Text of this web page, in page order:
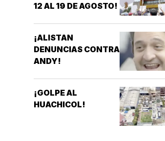
12 AL 19 DE AGOSTO!
¡ALISTAN
DENUNCIAS CONTRA
ANDY!
¡GOLPE AL
HUACHICOL!